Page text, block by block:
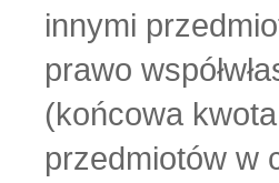
innymi
prawo
(końcowa
przedmiotów w